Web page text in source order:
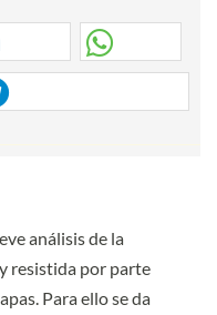
(2018)
justice.Theoretical
End Ecological
análisis de la
resistida por parte
Para ello se da